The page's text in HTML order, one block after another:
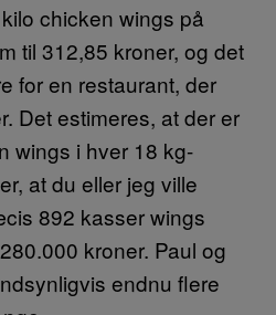
chicken wings på
til 312,85 kroner, og det
for en restaurant, der
Det estimeres, at der er
wings i hver 18 kg-
at du eller jeg ville
892 kasser wings
kroner. Paul og
endnu flere